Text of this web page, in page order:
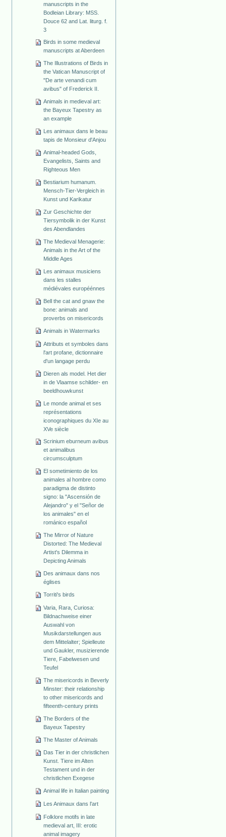
manuscripts in the
Bodleian Library: MSS.
Douce 62 and Lat. liturg. f.
3
Birds in some medieval
manuscripts at Aberdeen
The Illustrations of Birds in
the Vatican Manuscript of
"De arte venandi cum
avibus" of Frederick II.
Animals in medieval art:
the Bayeux Tapestry as
an example
Les animaux dans le beau
tapis de Monsieur d'Anjou
Animal-headed Gods,
Evangelists, Saints and
Righteous Men
Bestiarium humanum.
Mensch-Tier-Vergleich in
Kunst und Karikatur
Zur Geschichte der
Tiersymbolik in der Kunst
des Abendlandes
The Medieval Menagerie:
Animals in the Art of the
Middle Ages
Les animaux musiciens
dans les stalles
médiévales européénnes
Bell the cat and gnaw the
bone: animals and
proverbs on misericords
Animals in Watermarks
Attributs et symboles dans
l'art profane, dictionnaire
d'un langage perdu
Dieren als model. Het dier
in de Vlaamse schilder- en
beeldhouwkunst
Le monde animal et ses
représentations
iconographiques du XIe au
XVe siècle
Scrinium eburneum avibus
et animalibus
circumsculptum
El sometimiento de los
animales al hombre como
paradigma de distinto
signo: la "Ascensión de
Alejandro" y el "Señor de
los animales" en el
románico español
The Mirror of Nature
Distorted: The Medieval
Artist's Dilemma in
Depicting Animals
Des animaux dans nos
églises
Torriti's birds
Varia, Rara, Curiosa:
Bildnachweise einer
Auswahl von
Musikdarstellungen aus
dem Mittelalter; Spielleute
und Gaukler, musizierende
Tiere, Fabelwesen und
Teufel
The misericords in Beverly
Minster: their relationship
to other misericords and
fifteenth-century prints
The Borders of the
Bayeux Tapestry
The Master of Animals
Das Tier in der christlichen
Kunst. Tiere im Alten
Testament und in der
christlichen Exegese
Animal life in Italian painting
Les Animaux dans l'art
Folklore motifs in late
medieval art, III: erotic
animal imagery